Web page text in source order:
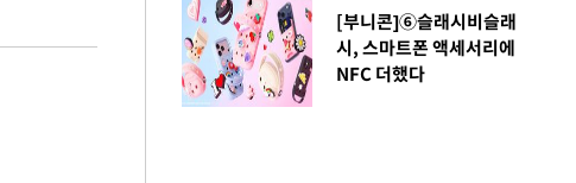
[부니콘]⑥슬래시비슬래
시, 스마트폰 액세서리에
NFC 더했다